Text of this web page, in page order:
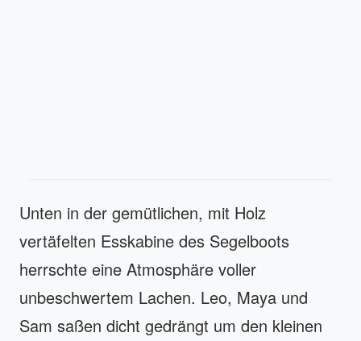
Unten in der gemütlichen, mit Holz
vertäfelten Esskabine des Segelboots
herrschte eine Atmosphäre voller
unbeschwertem Lachen. Leo, Maya und
Sam saßen dicht gedrängt um den kleinen